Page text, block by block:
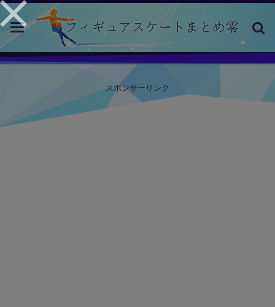
toggle
navigation
スポンサーリンク